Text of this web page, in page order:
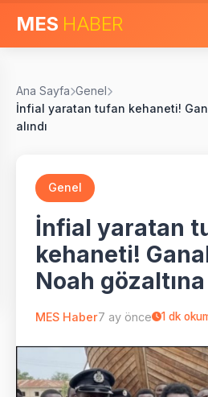
MES HABER
Ana Sayfa Genel
İnfial yaratan tufan kehaneti!
alındı
Genel
İnfial yaratan
kehaneti!
Noah gözaltına
MES Haber7 ay önce 1 dk